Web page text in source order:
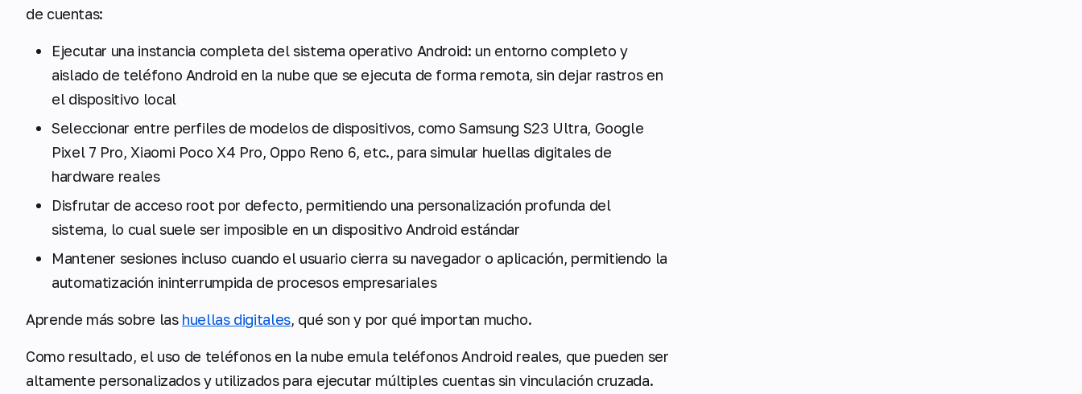
de cuentas:
Ejecutar una instancia completa del sistema operativo Android: un entorno completo y
aislado de teléfono Android en la nube que se ejecuta de forma remota, sin dejar rastros en
el dispositivo local
Seleccionar entre perfiles de modelos de dispositivos, como Samsung S23 Ultra, Google
Pixel 7 Pro, Xiaomi Poco X4 Pro, Oppo Reno 6, etc., para simular huellas digitales de
hardware reales
Disfrutar de acceso root por defecto, permitiendo una personalización profunda del
sistema, lo cual suele ser imposible en un dispositivo Android estándar
Mantener sesiones incluso cuando el usuario cierra su navegador o aplicación, permitiendo la
automatización ininterrumpida de procesos empresariales
Aprende más sobre las huellas digitales, qué son y por qué importan mucho.
Como resultado, el uso de teléfonos en la nube emula teléfonos Android reales, que pueden ser
altamente personalizados y utilizados para ejecutar múltiples cuentas sin vinculación cruzada.